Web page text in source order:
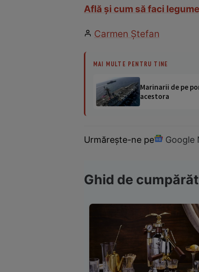
Află și cum să faci
Carmen Ştefan
MAI MULTE PENTRU TINE
Marinarii de pe
acestora
Urmărește-ne pe Google
Ghid de